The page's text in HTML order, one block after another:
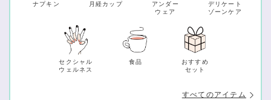
ナプキン 月経カップ
アンダー
ウェア
デリケート
ゾーンケア
セクシャル
ウェルネス
食品
おすすめ
セット
すべてのアイテム